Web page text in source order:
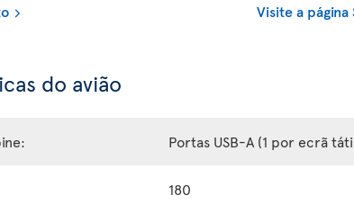
Visite a
do avião
Portas USB-A (1 por ecrã
180